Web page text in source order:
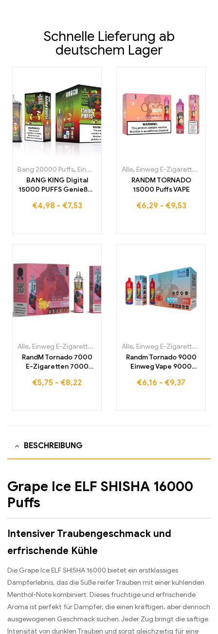
Schnelle Lieferung ab
deutschem Lager
Bang 20000 Puffs, Einweg E-Zigaretten ,Einweg-E-Zigaretten
BANG KING Digital
15000 PUFFS Genießen
Nebelungserlebnis
€4,98 - €7,53
Alle, Einweg E-Zigaretten
RANDM TORNADO
15000 Puffs VAPE
€6,29 - €9,53
Alle, Einweg E-Zigaretten Einweg-E-Zigaretten Belgien,
RandM Tornado 7000
E-Zigaretten 7000
lagerraum
€5,75 - €8,22
Alle, Einweg E-Zigaretten
Randm Tornado 9000
Einweg Vape 9000
€6,16 - €9,37
BESCHREIBUNG
Grape Ice ELF SHISHA 16000
Puffs
Intensiver Traubengeschmack und
erfrischende Kühle
Die Grape Ice ELF SHISHA 16000 bietet ein erstklassiges
Dampferlebnis, das die Süße reifer Trauben mit einer kühlenden
Menthol-Note kombiniert. Dieses fruchtige und erfrischende
Aroma ist perfekt für Dampfer, die einen kräftigen, aber dennoch
ausgewogenen Geschmack suchen. Jeder Zug bringt die saftige
Intensität von dunklen Trauben und sorgt gleichzeitig für eine